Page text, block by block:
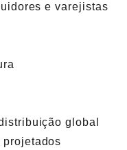
e varejistas
global
projetados